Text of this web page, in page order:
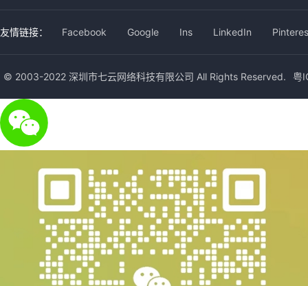
友情链接： Facebook Google Ins LinkedIn
© 2003-2022 深圳市七云网络科技有限公司 All Rights Reserved. 粤